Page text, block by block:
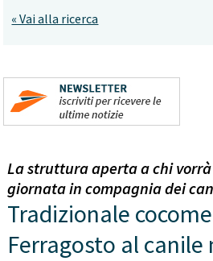
« Vai alla ricerca
La struttura aperta a chi
giornata in compagnia dei
Tradizionale
Ferragosto al